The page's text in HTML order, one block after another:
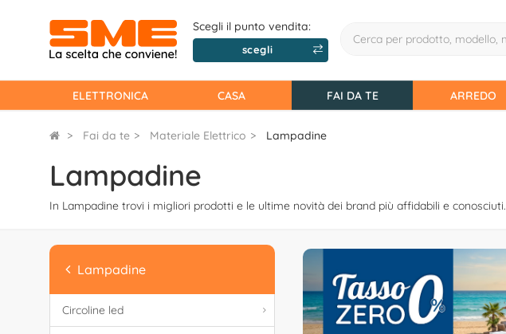
Scegli il punto vendita:
scegli
ELETTRONICA CASA FAI DA TE ARREDO
Fai da te Materiale Elettrico Lampadine
Lampadine
In Lampadine trovi i migliori prodotti e le ultime novità dei brand più affidabili e conosciuti.
Lampadine
Circoline led